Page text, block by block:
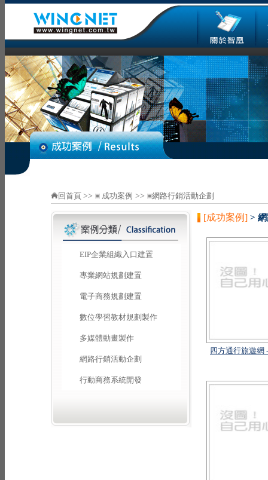
回首頁 >> 成功案例 >> 網路行銷活動企劃
EIP企業組織入口建置
專業網站規劃建置
電子商務規劃建置
數位學習教材規劃製作
多媒體動畫製作
網路行銷活動企劃
行動商務系統開發
[成功案例] >
四方通行旅遊網